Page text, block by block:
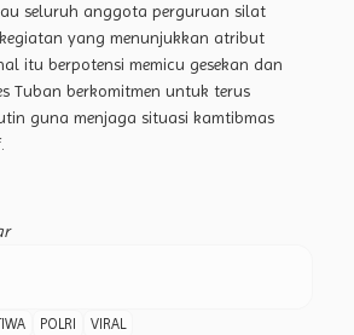
seluruh anggota perguruan silat
yang menunjukkan atribut
itu berpotensi memicu gesekan dan
Tuban berkomitmen untuk terus
guna menjaga situasi kamtibmas
POLRI VIRAL